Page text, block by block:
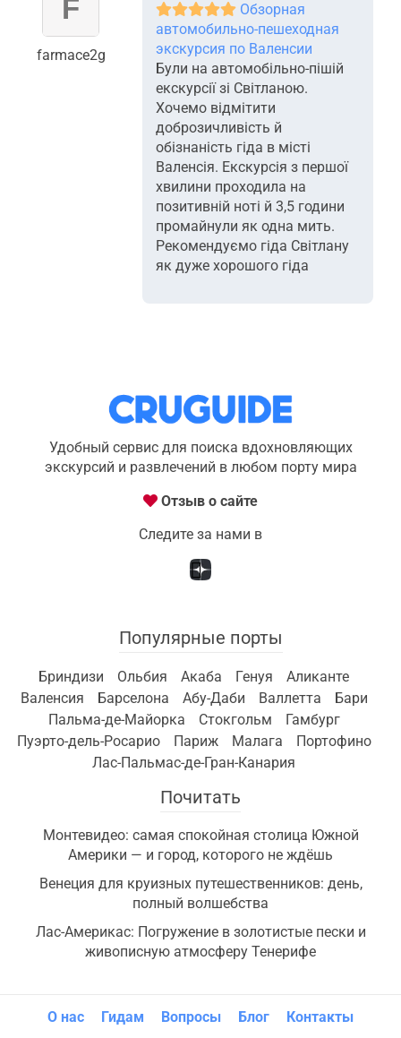
farmace2g
Обзорная
автомобильно-пешеходная
экскурсия по Валенсии
Були на автомобільно-пішій
екскурсії зі Світланою.
Хочемо відмітити
доброзичливість й
обізнаність гіда в місті
Валенсія. Екскурсія з першої
хвилини проходила на
позитивній ноті й 3,5 години
промайнули як одна мить.
Рекомендуємо гіда Світлану
як дуже хорошого гіда
Удобный сервис для поиска вдохновляющих
экскурсий и развлечений в любом порту мира
Отзыв о сайте
Следите за нами в
Популярные порты
Бриндизи Ольбия Акаба Генуя
Аликанте
Валенсия
Барселона Абу-Даби Валлетта
Бари
Пальма-де-Майорка
Стокгольм
Гамбург
Пуэрто-дель-Росарио
Париж Малага
Портофино
Лас-Пальмас-де-Гран-Канария
Почитать
Монтевидео: самая спокойная столица Южной
Америки — и город, которого не ждёшь
Венеция для круизных путешественников: день,
полный волшебства
Лас-Америкас: Погружение в золотистые пески и
живописную атмосферу Тенерифе
О нас Гидам Вопросы Блог Контакты